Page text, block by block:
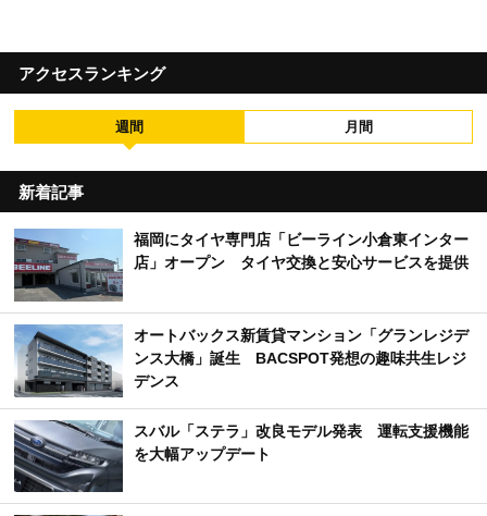
アクセスランキング
週間 月間
新着記事
福岡にタイヤ専門店「ビーライン小倉東インター
店」オープン タイヤ交換と安心サービスを提供
オートバックス新賃貸マンション「グランレジデ
ンス大橋」誕生 BACSPOT発想の趣味共生レジ
デンス
スバル「ステラ」改良モデル発表 運転支援機能
を大幅アップデート